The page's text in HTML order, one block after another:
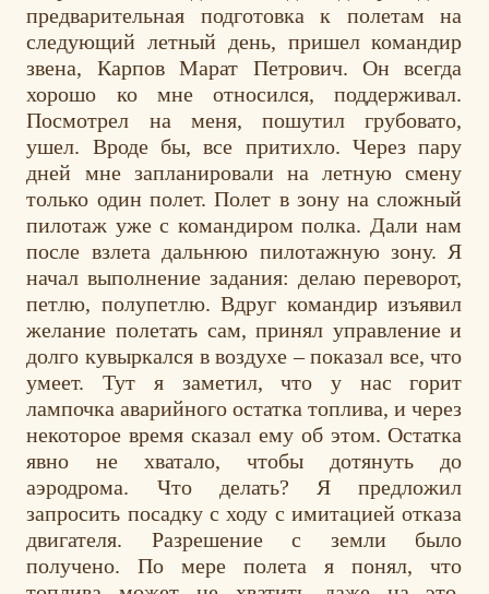
предварительная подготовка к полетам на
следующий летный день, пришел командир
звена, Карпов Марат Петрович. Он всегда
хорошо ко мне относился, поддерживал.
Посмотрел на меня, пошутил грубовато,
ушел. Вроде бы, все притихло. Через пару
дней мне запланировали на летную смену
только один полет. Полет в зону на сложный
пилотаж уже с командиром полка. Дали нам
после взлета дальнюю пилотажную зону. Я
начал выполнение задания: делаю переворот,
петлю, полупетлю. Вдруг командир изъявил
желание полетать сам, принял управление и
долго кувыркался в воздухе – показал все, что
умеет. Тут я заметил, что у нас горит
лампочка аварийного остатка топлива, и через
некоторое время сказал ему об этом. Остатка
явно не хватало, чтобы дотянуть до
аэродрома. Что делать? Я предложил
запросить посадку с ходу с имитацией отказа
двигателя. Разрешение с земли было
получено. По мере полета я понял, что